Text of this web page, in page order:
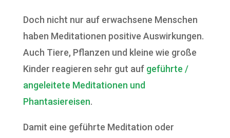
Doch nicht nur auf erwachsene Menschen
haben Meditationen positive Auswirkungen.
Auch Tiere, Pflanzen und kleine wie große
Kinder reagieren sehr gut auf geführte /
angeleitete Meditationen und
Phantasiereisen.
Damit eine geführte Meditation oder